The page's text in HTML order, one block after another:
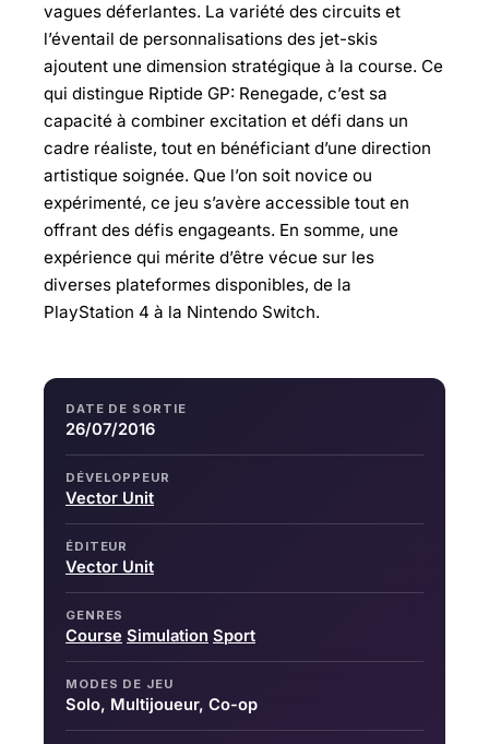
vagues déferlantes. La variété des circuits et
l’éventail de personnalisations des jet-skis
ajoutent une dimension stratégique à la course. Ce
qui distingue Riptide GP: Renegade, c’est sa
capacité à combiner excitation et défi dans un
cadre réaliste, tout en bénéficiant d’une direction
artistique soignée. Que l’on soit novice ou
expérimenté, ce jeu s’avère accessible tout en
offrant des défis engageants. En somme, une
expérience qui mérite d’être vécue sur les
diverses plateformes disponibles, de la
PlayStation 4 à la Nintendo Switch.
DATE DE SORTIE
26/07/2016
DÉVELOPPEUR
Vector Unit
ÉDITEUR
Vector Unit
GENRES
Course Simulation Sport
MODES DE JEU
Solo, Multijoueur, Co-op